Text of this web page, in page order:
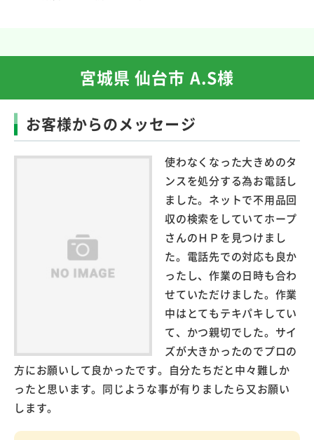
宮城県 仙台市 A.S様
お客様からのメッセージ
使わなくなった大きめのタ
ンスを処分する為お電話し
ました。ネットで不用品回
収の検索をしていてホープ
さんのＨＰを見つけまし
た。電話先での対応も良か
ったし、作業の日時も合わ
せていただけました。作業
中はとてもテキパキしてい
て、かつ親切でした。サイ
ズが大きかったのでプロの
方にお願いして良かったです。自分たちだと中々難しか
ったと思います。同じような事が有りましたら又お願い
します。